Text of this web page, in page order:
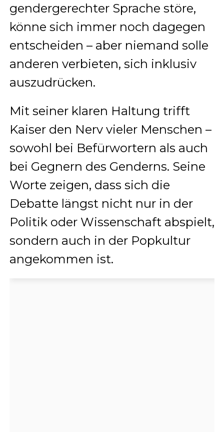
gendergerechter Sprache störe,
könne sich immer noch dagegen
entscheiden – aber niemand solle
anderen verbieten, sich inklusiv
auszudrücken.
Mit seiner klaren Haltung trifft
Kaiser den Nerv vieler Menschen –
sowohl bei Befürwortern als auch
bei Gegnern des Genderns. Seine
Worte zeigen, dass sich die
Debatte längst nicht nur in der
Politik oder Wissenschaft abspielt,
sondern auch in der Popkultur
angekommen ist.